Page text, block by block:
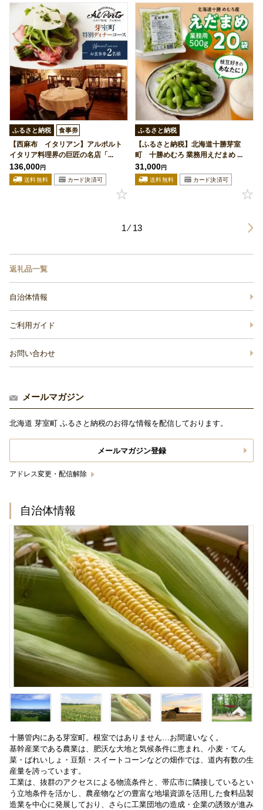
ふるさと納税 食事券
【西麻布 イタリアン】アルポルト
イタリア料理界の巨匠の名店「...
136,000円
ふるさと納税
【ふるさと納税】北海道十勝芽室
町 十勝めむろ 業務用えだまめ ...
31,000円
1 ⁄ 13
返礼品一覧
自治体情報
ご利用ガイド
お問い合わせ
メールマガジン
北海道 芽室町 ふるさと納税のお得な情報を配信しております。
メールマガジン登録
アドレス変更・配信解除
自治体情報
十勝管内にある芽室町。根室ではありません…お間違いなく。
基幹産業である農業は、肥沃な大地と気候条件に恵まれ、小麦・てん
菜・ばれいしょ・豆類・スイートコーンなどの畑作では、道内有数の生
産量を誇っています。
工業は、抜群のアクセスによる物流条件と、帯広市に隣接しているとい
う立地条件を活かし、農産物などの豊富な地場資源を活用した食料品製
造業を中心に発展しており、さらに工業団地の造成・企業の誘致が進み